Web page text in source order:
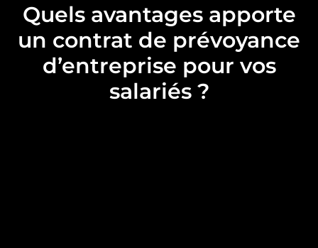
Quels avantages apporte
un contrat de prévoyance
d’entreprise pour vos
salariés ?